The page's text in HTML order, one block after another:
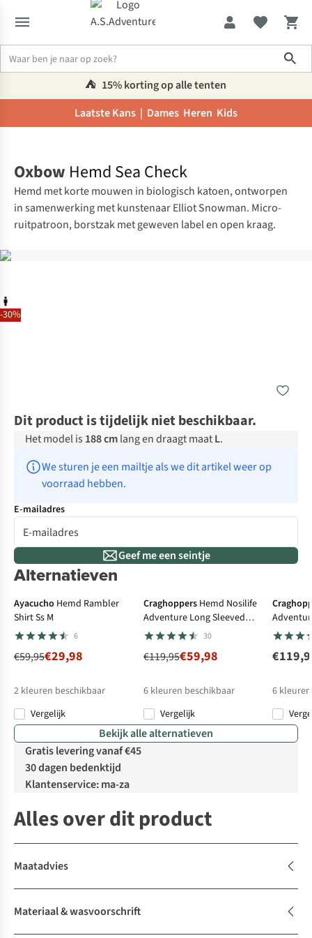
⛺️ 15% korting op alle tenten
Laatste Kans | Dames Heren Kids
-30%
Oxbow Hemd Sea Check
Hemd met korte mouwen in biologisch katoen, ontworpen
in samenwerking met kunstenaar Elliot Snowman. Micro-
ruitpatroon, borstzak met geweven label en open kraag.
Dit product is tijdelijk niet beschikbaar.
Het model is 188 cmlang en draagt maatL.
We sturen je een mailtje als we dit artikel weer op
voorraad hebben.
E-mailadres
Geef me een seintje
Alternatieven
-50%
Ayacucho Hemd Rambler
Shirt Ss M
6
€59,95€29,98
2 kleuren beschikbaar
%
%
Vergelijk
Craghoppers Hemd Nosilife
Adventure Long Sleeved
Shirt III
30
€119,95€59,98
6 kleuren beschikbaar
Vergelijk
Shirt III
6
Bekijk alle alternatieven
Gratis levering vanaf €45
30 dagen bedenktijd
Klantenservice: ma-za
Alles over dit product
Maatadvies
Materiaal & wasvoorschrift